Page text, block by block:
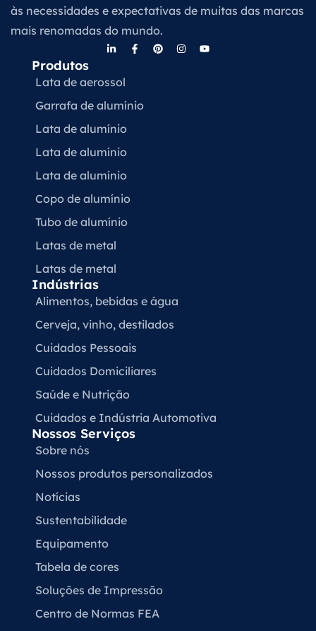
às necessidades e expectativas de muitas das marcas
mais renomadas do mundo.
Produtos
Lata de aerossol
Garrafa de alumínio
Lata de alumínio
Lata de alumínio
Lata de alumínio
Copo de alumínio
Tubo de alumínio
Latas de metal
Latas de metal
Indústrias
Alimentos, bebidas e água
Cerveja, vinho, destilados
Cuidados Pessoais
Cuidados Domiciliares
Saúde e Nutrição
Cuidados e Indústria Automotiva
Nossos Serviços
Sobre nós
Nossos produtos personalizados
Notícias
Sustentabilidade
Equipamento
Tabela de cores
Soluções de Impressão
Centro de Normas FEA